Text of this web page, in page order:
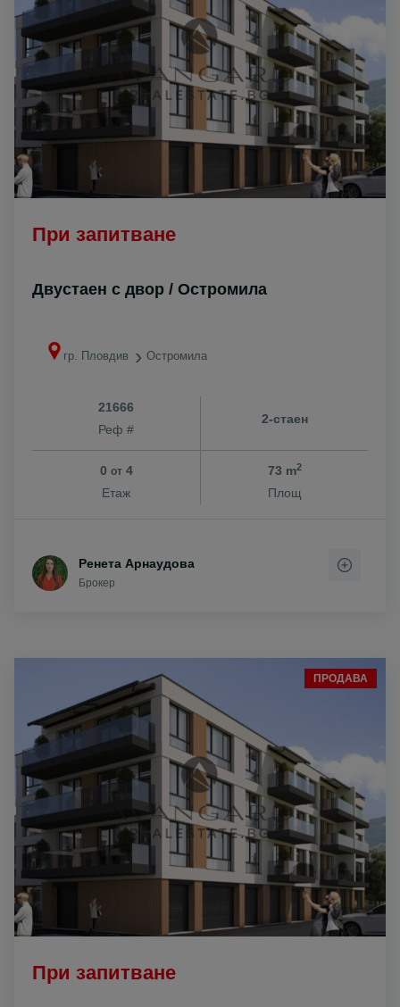
При запитване
Двустаен с двор / Остромила
гр. Пловдив Остромила
21666
Реф #
2-стаен
0 от4
Етаж
73 m2
Площ
Ренета Арнаудова
Брокер
ПРОДАВА
При запитване